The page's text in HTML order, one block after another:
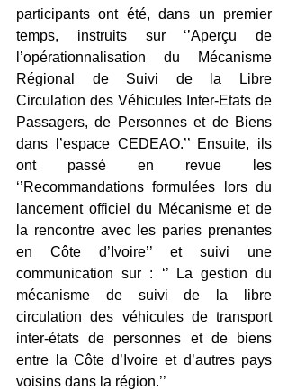
participants ont été, dans un premier
temps, instruits sur ‘’Aperçu de
l’opérationnalisation du Mécanisme
Régional de Suivi de la Libre
Circulation des Véhicules Inter-Etats de
Passagers, de Personnes et de Biens
dans l’espace CEDEAO.’’ Ensuite, ils
ont passé en revue les
‘’Recommandations formulées lors du
lancement officiel du Mécanisme et de
la rencontre avec les paries prenantes
en Côte d’Ivoire’’ et suivi une
communication sur : ‘’ La gestion du
mécanisme de suivi de la libre
circulation des véhicules de transport
inter-états de personnes et de biens
entre la Côte d’Ivoire et d’autres pays
voisins dans la région.’’